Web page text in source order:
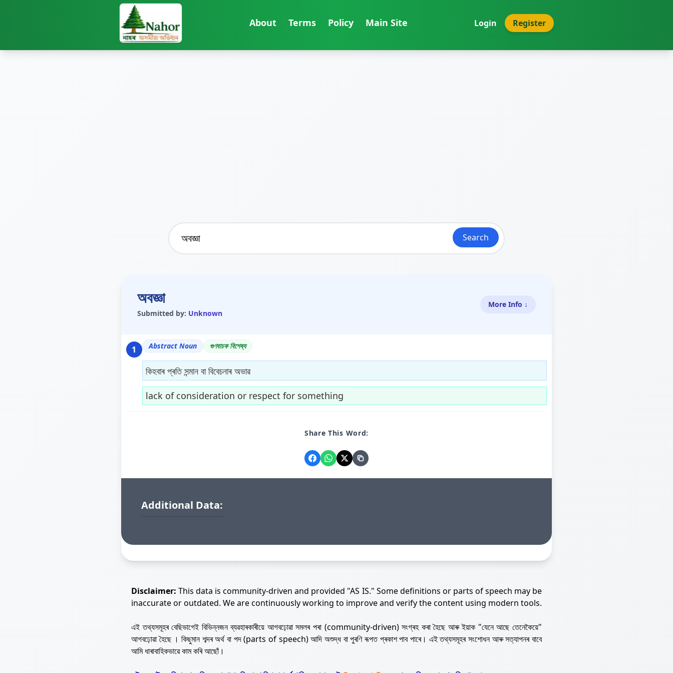
About Terms Policy Main Site Login Register
Search
অবজ্ঞা
Submitted by: Unknown
More Info ↓
1 Abstract Noun গুণবাচক বিশেষ্য
কিহবাৰ প্ৰতি সন্মান বা বিবেচনাৰ অভাৱ
lack of consideration or respect for something
Share This Word:
Additional Data:
Disclaimer: This data is community-driven and provided "AS IS." Some definitions or parts of speech may be
inaccurate or outdated. We are continuously working to improve and verify the content using modern tools.
এই তথ্যসমূহৰ বেছিভাগেই বিভিন্নজন ব্যৱহাৰকাৰীয়ে আগবঢ়োৱা সমলৰ পৰা (community-driven) সংগ্ৰহ কৰা হৈছে আৰু ইয়াক "যেনে আছে তেনেকৈয়ে"
আগবঢ়োৱা হৈছে । কিছুমান শব্দৰ অৰ্থ বা পদ (parts of speech) আদি অশুদ্ধ বা পুৰণি ৰূপত প্ৰকাশ পাব পাৰে। এই তথ্যসমূহৰ সংশোধন আৰু সত্যাপনৰ বাবে
আমি ধাৰাবাহিকভাৱে কাম কৰি আছোঁ।